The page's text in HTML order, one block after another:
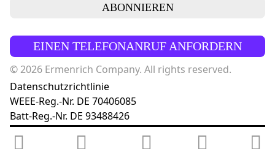
ABONNIEREN
EINEN TELEFONANRUF ANFORDERN
© 2026 Ermenrich Company. All rights reserved.
Datenschutzrichtlinie
WEEE-Reg.-Nr. DE 70406085
Batt-Reg.-Nr. DE 93488426